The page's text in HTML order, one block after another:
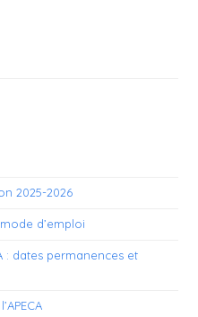
2025-2026
d’emploi
: dates permanences et